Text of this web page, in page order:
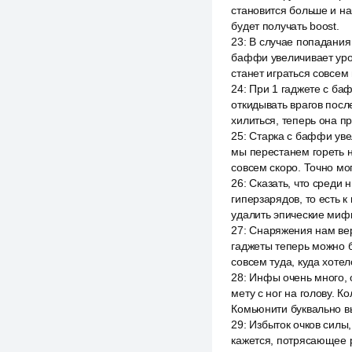
становится больше и
будет получать boost.
23: В случае
баффи увеличивает
станет играться
24: При 1 гаджете с
откидывать врагов
хилиться, теперь она
25:Старка с баффи
мы перестанем гореть
совсем скоро. Точно
26:Сказать, что среди
гиперзарядов, то есть
удалить эпические
27:Снаряжения нам
гаджеты теперь можно
совсем туда, куда
28: Инфы очень много,
мету с ног на голову.
Комьюнити буквально
29: Избыток очков
кажется, потрясающее